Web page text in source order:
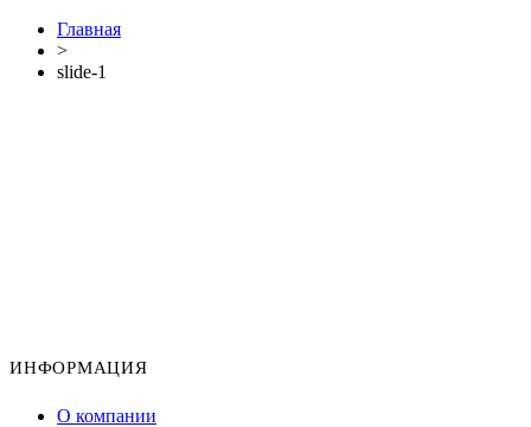
Главная
>
slide-1
ИНФОРМАЦИЯ
О компании